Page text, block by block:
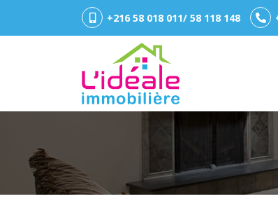
+216 58 018 011/ 58 118 148